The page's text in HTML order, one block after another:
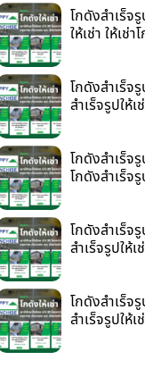
โกดังสำเร็จ
ให้เช่า ให้เช่
โกดังสำเร็จ
สำเร็จรูปให้เ
โกดังสำเร็จ
โกดังสำเร็จ
โกดังสำเร็จ
สำเร็จรูปให้เ
โกดังสำเร็จ
สำเร็จรูปให้เ